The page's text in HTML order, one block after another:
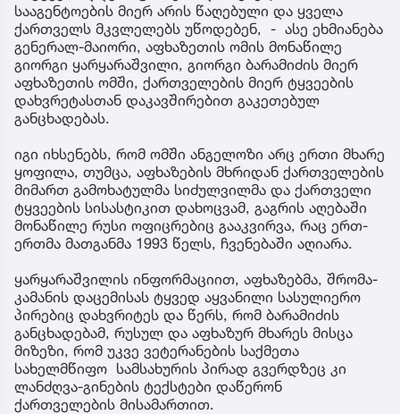
სააგენტოების მიერ არის წაღებული და ყველა
ქართველს მკვლელებს უწოდებენ, - ასე ეხმიანება
გენერალ-მაიორი, აფხაზეთის ომის მონაწილე
გიორგი ყარყარაშვილი, გიორგი ბარამიძის მიერ
აფხაზეთის ომში, ქართველების მიერ ტყვეების
დახვრეტასთან დაკავშირებით გაკეთებულ
განცხადებას.
იგი იხსენებს, რომ ომში ანგელოზი არც ერთი მხარე
ყოფილა, თუმცა, აფხაზების მხრიდან ქართველების
მიმართ გამოხატულმა სიძულვილმა და ქართველი
ტყვეების სისასტიკით დახოცვამ, გაგრის აღებაში
მონაწილე რუსი ოფიცრებიც გააკვირვა, რაც ერთ-
ერთმა მათგანმა 1993 წელს, ჩვენებაში აღიარა.
ყარყარაშვილის ინფორმაციით, აფხაზებმა, შრომა-
კამანის დაცემისას ტყვედ აყვანილი სასულიერო
პირებიც დახვრიტეს და წერს, რომ ბარამიძის
განცხადებამ, რუსულ და აფხაზურ მხარეს მისცა
მიზეზი, რომ უკვე ვეტერანების საქმეთა
სახელმწიფო სამსახურის პირად გვერდზეც კი
ლანძღვა-გინების ტექსტები დაწერონ
ქართველების მისამართით.